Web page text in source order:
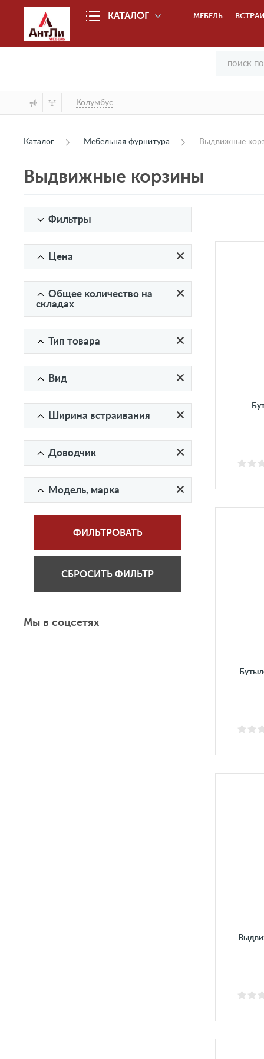
КАТАЛОГ МЕБЕЛЬ
Колумбус
Каталог Мебельная фурнитура Выдвижные
Выдвижные корзины
Фильтры
Цена
Общее количество на
складах
Тип товара
Вид
Ширина встраивания
Доводчик
Модель, марка
ФИЛЬТРОВАТЬ
СБРОСИТЬ ФИЛЬТР
Мы в соцсетях